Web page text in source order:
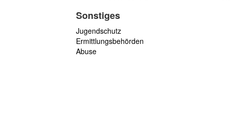
Sonstiges
Jugendschutz
Ermittlungsbehörden
Abuse